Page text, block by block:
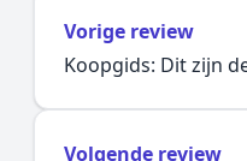
Vorige review
Koopgids: Dit zijn
Volgende review